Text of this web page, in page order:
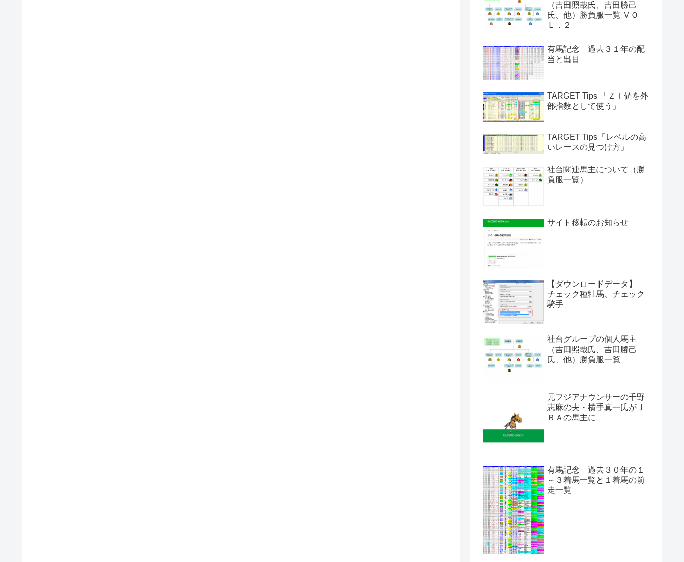
（吉田照哉氏、吉田勝己
氏、他）勝負服一覧 ＶＯ
Ｌ．２
有馬記念 過去３１年の配
当と出目
TARGET Tips 「ＺＩ値を外
部指数として使う」
TARGET Tips「レベルの高
いレースの見つけ方」
社台関連馬主について（勝
負服一覧）
サイト移転のお知らせ
【ダウンロードデータ】
チェック種牡馬、チェック
騎手
社台グループの個人馬主
（吉田照哉氏、吉田勝己
氏、他）勝負服一覧
元フジアナウンサーの千野
志麻の夫・横手真一氏がＪ
ＲＡの馬主に
有馬記念 過去３０年の１
～３着馬一覧と１着馬の前
走一覧